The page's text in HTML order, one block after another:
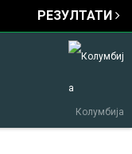
РЕЗУЛТАТИ
Колумбија